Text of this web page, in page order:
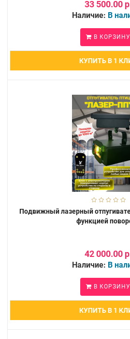
33 500.00
Наличие: В
В КОРЗИНУ
КУПИТЬ В 1
Подвижный лазерный
функцией
42 000.00
Наличие: В
В КОРЗИНУ
КУПИТЬ В 1